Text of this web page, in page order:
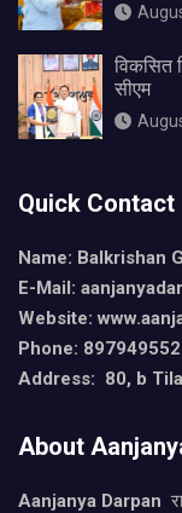
विकसित
सीएम
Quick Contact
Name: Balkrishan
E-Mail:
Website:
Phone:
Address: 80, b
About
Aanjanya Darpan